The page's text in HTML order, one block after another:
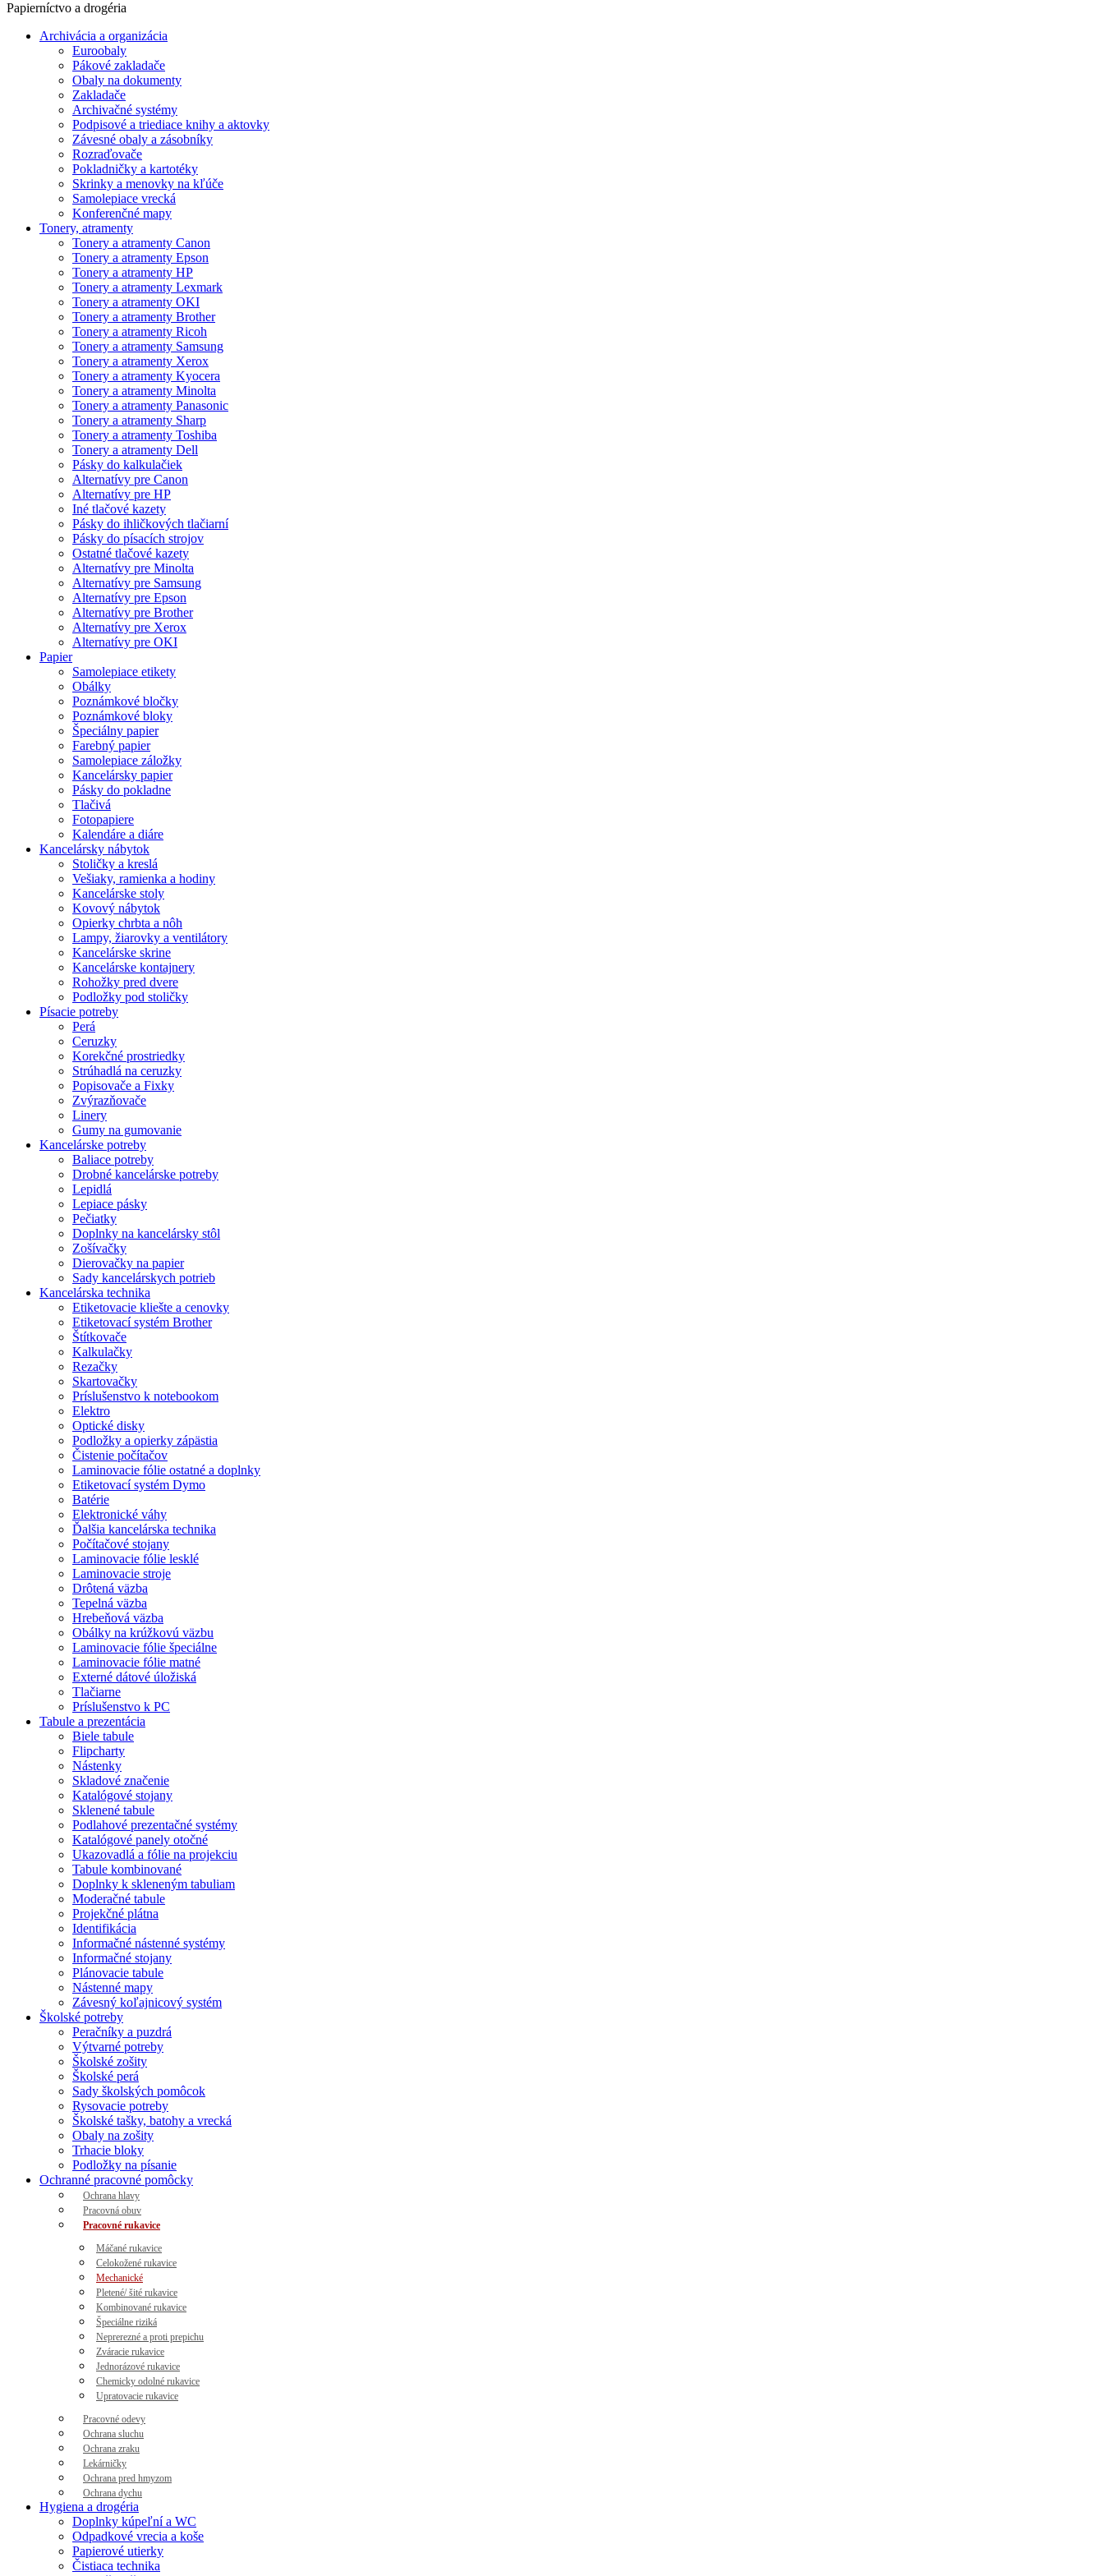
Papierníctvo a drogéria
Archivácia a organizácia
Euroobaly
Pákové zakladače
Obaly na dokumenty
Zakladače
Archivačné systémy
Podpisové a triediace knihy a aktovky
Závesné obaly a zásobníky
Rozraďovače
Pokladničky a kartotéky
Skrinky a menovky na kľúče
Samolepiace vrecká
Konferenčné mapy
Tonery, atramenty
Tonery a atramenty Canon
Tonery a atramenty Epson
Tonery a atramenty HP
Tonery a atramenty Lexmark
Tonery a atramenty OKI
Tonery a atramenty Brother
Tonery a atramenty Ricoh
Tonery a atramenty Samsung
Tonery a atramenty Xerox
Tonery a atramenty Kyocera
Tonery a atramenty Minolta
Tonery a atramenty Panasonic
Tonery a atramenty Sharp
Tonery a atramenty Toshiba
Tonery a atramenty Dell
Pásky do kalkulačiek
Alternatívy pre Canon
Alternatívy pre HP
Iné tlačové kazety
Pásky do ihličkových tlačiarní
Pásky do písacích strojov
Ostatné tlačové kazety
Alternatívy pre Minolta
Alternatívy pre Samsung
Alternatívy pre Epson
Alternatívy pre Brother
Alternatívy pre Xerox
Alternatívy pre OKI
Papier
Samolepiace etikety
Obálky
Poznámkové bločky
Poznámkové bloky
Špeciálny papier
Farebný papier
Samolepiace záložky
Kancelársky papier
Pásky do pokladne
Tlačivá
Fotopapiere
Kalendáre a diáre
Kancelársky nábytok
Stoličky a kreslá
Vešiaky, ramienka a hodiny
Kancelárske stoly
Kovový nábytok
Opierky chrbta a nôh
Lampy, žiarovky a ventilátory
Kancelárske skrine
Kancelárske kontajnery
Rohožky pred dvere
Podložky pod stoličky
Písacie potreby
Perá
Ceruzky
Korekčné prostriedky
Strúhadlá na ceruzky
Popisovače a Fixky
Zvýrazňovače
Linery
Gumy na gumovanie
Kancelárske potreby
Baliace potreby
Drobné kancelárske potreby
Lepidlá
Lepiace pásky
Pečiatky
Doplnky na kancelársky stôl
Zošívačky
Dierovačky na papier
Sady kancelárskych potrieb
Kancelárska technika
Etiketovacie kliešte a cenovky
Etiketovací systém Brother
Štítkovače
Kalkulačky
Rezačky
Skartovačky
Príslušenstvo k notebookom
Elektro
Optické disky
Podložky a opierky zápästia
Čistenie počítačov
Laminovacie fólie ostatné a doplnky
Etiketovací systém Dymo
Batérie
Elektronické váhy
Ďalšia kancelárska technika
Počítačové stojany
Laminovacie fólie lesklé
Laminovacie stroje
Drôtená väzba
Tepelná väzba
Hrebeňová väzba
Obálky na krúžkovú väzbu
Laminovacie fólie špeciálne
Laminovacie fólie matné
Externé dátové úložiská
Tlačiarne
Príslušenstvo k PC
Tabule a prezentácia
Biele tabule
Flipcharty
Nástenky
Skladové značenie
Katalógové stojany
Sklenené tabule
Podlahové prezentačné systémy
Katalógové panely otočné
Ukazovadlá a fólie na projekciu
Tabule kombinované
Doplnky k skleneným tabuliam
Moderačné tabule
Projekčné plátna
Identifikácia
Informačné nástenné systémy
Informačné stojany
Plánovacie tabule
Nástenné mapy
Závesný koľajnicový systém
Školské potreby
Peračníky a puzdrá
Výtvarné potreby
Školské zošity
Školské perá
Sady školských pomôcok
Rysovacie potreby
Školské tašky, batohy a vrecká
Obaly na zošity
Trhacie bloky
Podložky na písanie
Ochranné pracovné pomôcky
Ochrana hlavy
Pracovná obuv
Pracovné rukavice
Máčané rukavice
Celokožené rukavice
Mechanické
Pletené/ šité rukavice
Kombinované rukavice
Špeciálne riziká
Neprerezné a proti prepichu
Zváracie rukavice
Jednorázové rukavice
Chemicky odolné rukavice
Upratovacie rukavice
Pracovné odevy
Ochrana sluchu
Ochrana zraku
Lekárničky
Ochrana pred hmyzom
Ochrana dychu
Hygiena a drogéria
Doplnky kúpeľní a WC
Odpadkové vrecia a koše
Papierové utierky
Čistiaca technika